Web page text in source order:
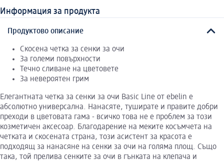
Информация за продукта
Продуктово описание
Скосена четка за сенки за очи
За големи повърхности
Течно сливане на цветовете
За невероятен грим
Елегантната четка за сенки за очи Basic Line от ebelin е
абсолютно универсална. Нанасяте, туширате и правите добри
преходи в цветовата гама - всичко това не е проблем за този
козметичен аксесоар. Благодарение на меките косъмчета на
четката и скосената страна, този асистент за красота е
подходящ за нанасяне на сенки за очи на голяма площ. Също
така, той прелива сенките за очи в гънката на клепача и